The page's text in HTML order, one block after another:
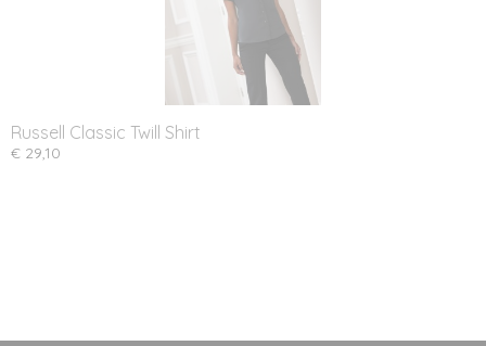
Russell Classic Twill Shirt
€ 29,10